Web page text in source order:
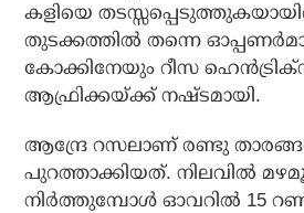
കളിയെ
തുടക്കത്തില്‍ തന്നെ
കോക്കിനേയും റീസ
ആഫ്രിക്കയ്ക്ക് നഷ്ടമായി.
ആന്ദ്രേ റസലാണ് രണ്ടു
പുറത്താക്കിയത്. നിലവില്‍
നിര്‍ത്തുമ്പോള്‍ ഓവറില്‍ 15